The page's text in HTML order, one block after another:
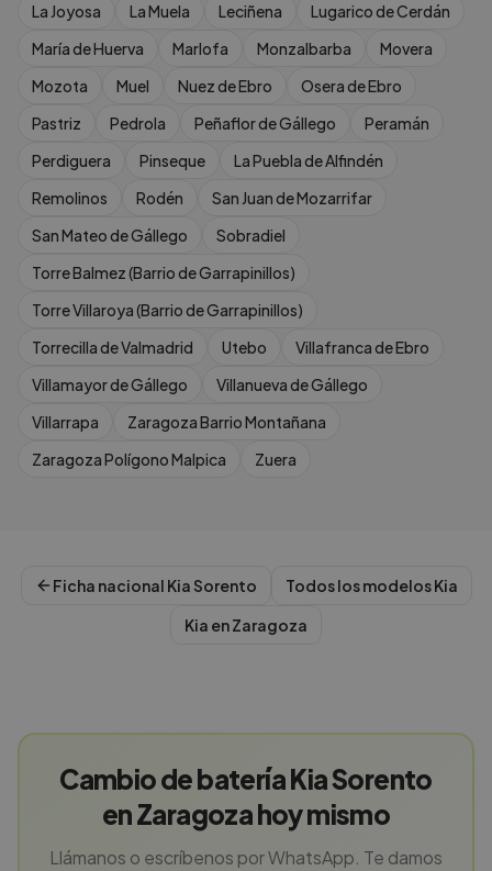
La Joyosa
La Muela Leciñena
Lugarico de Cerdán
María de Huerva
Marlofa Monzalbarba
Movera
Mozota
Muel Nuez de Ebro
Osera de Ebro
Pastriz
Pedrola Peñaflor de Gállego
Peramán
Perdiguera
Pinseque
La Puebla de Alfindén
Remolinos
Rodén
San Juan de Mozarrifar
San Mateo de Gállego
Sobradiel
Torre Balmez (Barrio de Garrapinillos)
Torre Villaroya (Barrio de Garrapinillos)
Torrecilla de Valmadrid
Utebo
Villafranca de Ebro
Villamayor de Gállego
Villanueva de Gállego
Villarrapa
Zaragoza Barrio Montañana
Zaragoza Polígono Malpica
Zuera
Ficha nacional KiaSorento Todos los modelosKia
Kia enZaragoza
Cambio de batería Kia Sorento
en Zaragoza hoy mismo
Llámanos o escríbenos por WhatsApp. Te damos